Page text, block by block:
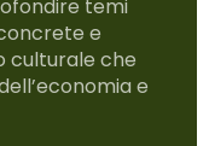
temi
e
culturale che
e